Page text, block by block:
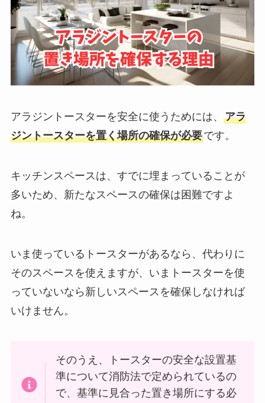
アラジントースターを安全に使うためには、 アラ
ジントースターを置く場所の確保が必要です。
キッチンスペースは、すでに埋まっていることが
多いため、新たなスペースの確保は困難ですよ
ね。
いま使っているトースターがあるなら、代わりに
そのスペースを使えますが、いまトースターを使
っていないなら新しいスペースを確保しなければ
いけません。
そのうえ、トースターの安全な設置基
準について消防法で定められているの
で、基準に見合った置き場所にする必